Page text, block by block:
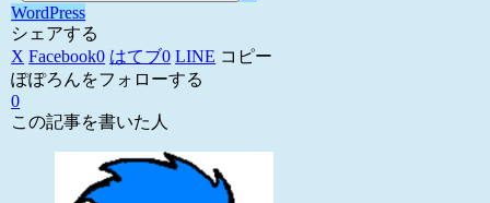
WordPress
シェアする
X Facebook0 はてブ0 LINE コピー
ぽぽろんをフォローする
0
この記事を書いた人